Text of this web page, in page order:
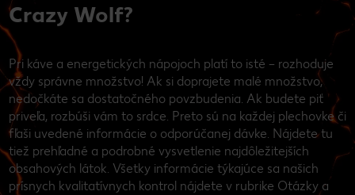
Crazy Wolf?
Pri káve a energetických nápojoch platí to isté – rozhoduje
vždy správne množstvo! Ak si doprajete malé množstvo,
nedočkáte sa dostatočného povzbudenia. Ak budete piť
priveľa, rozbúši vám to srdce. Preto sú na každej plechovke či
fľaši uvedené informácie o odporúčanej dávke. Nájdete tu
tiež prehľadné a podrobné vysvetlenie najdôležitejších
obsahových látok. Všetky informácie týkajúce sa našich
prísnych kvalitatívnych kontrol nájdete v rubrike Otázky a